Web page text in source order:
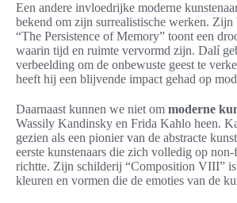
Een andere invloedrijke moderne
bekend om zijn surrealistische werken. Zijn
“The Persistence of Memory” toont een
waarin tijd en ruimte vervormd zijn. Dalí
verbeelding om de onbewuste geest te
heeft hij een blijvende impact gehad op
Daarnaast kunnen we niet om moderne
Wassily Kandinsky en Frida Kahlo heen.
gezien als een pionier van de abstracte
eerste kunstenaars die zich volledig op
richtte. Zijn schilderij “Composition VIII” is
kleuren en vormen die de emoties van de